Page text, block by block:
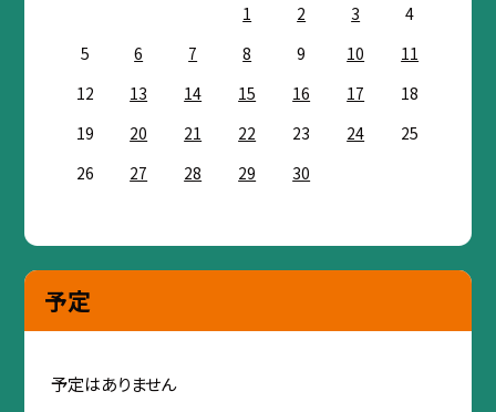
1 2 3
4
5
6 7 8 9 10
11
12
13 14 15 16 17
18
19
20 21 22 23 24
25
26
27 28 29 30
予定
予定はありません